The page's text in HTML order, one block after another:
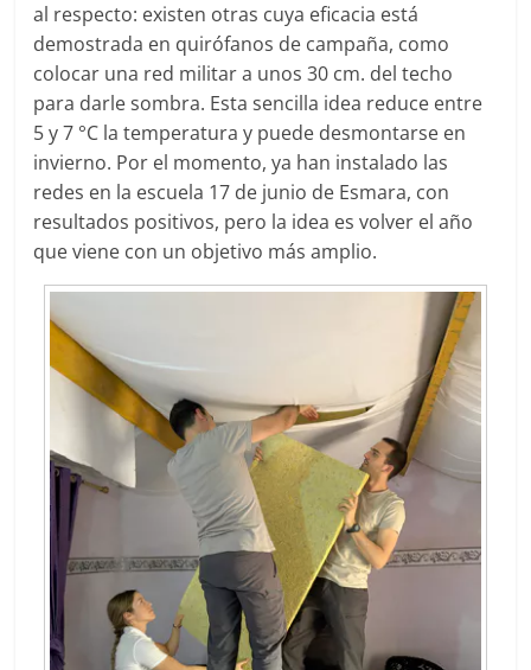
al respecto: existen otras cuya eficacia está
demostrada en quirófanos de campaña, como
colocar una red militar a unos 30 cm. del techo
para darle sombra. Esta sencilla idea reduce entre
5 y 7 °C la temperatura y puede desmontarse en
invierno. Por el momento, ya han instalado las
redes en la escuela 17 de junio de Esmara, con
resultados positivos, pero la idea es volver el año
que viene con un objetivo más amplio.